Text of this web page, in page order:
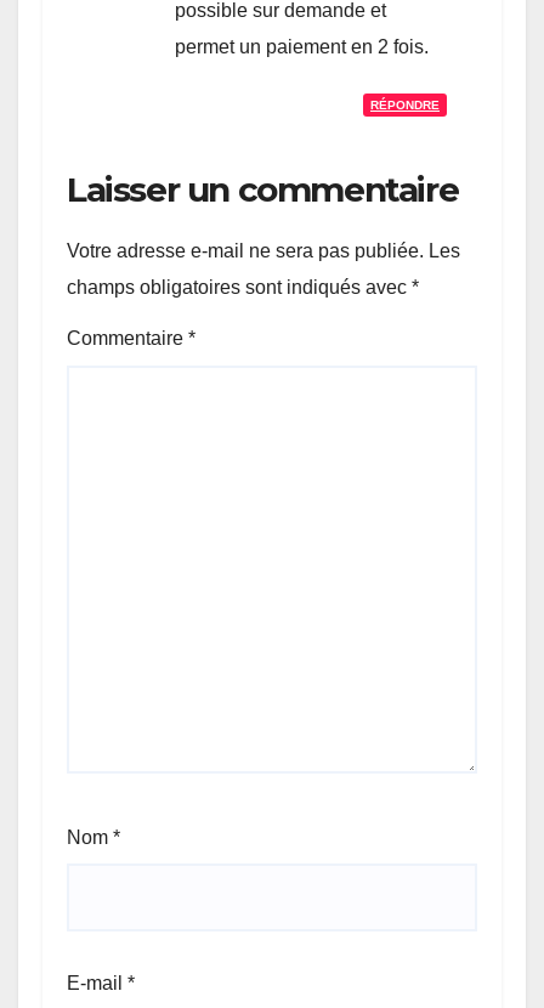
possible sur demande et
permet un paiement en 2 fois.
RÉPONDRE
Laisser un commentaire
Votre adresse e-mail ne sera pas publiée. Les
champs obligatoires sont indiqués avec *
Commentaire *
Nom *
E-mail *